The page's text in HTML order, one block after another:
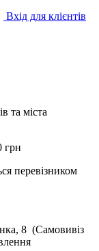
Вхід для клієнтів
та міста
грн
перевізником
8 (Самовивіз